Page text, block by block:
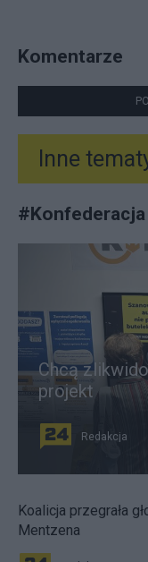
Komentarze
Inne
#Konfederacja
Chcą
projekt
Redakcja
Koalicja przegrała
Mentzena